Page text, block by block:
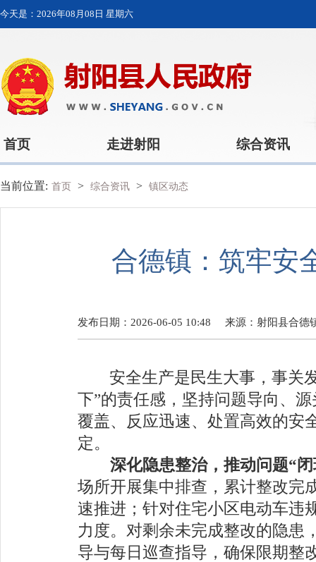
今天是： 2026年08月08日 星期六
首页 走进射阳 综合资讯
当前位置: 首页 > 综合资讯 > 镇区动态
合德镇：筑牢安
发布日期：2026-06-05 10:48 来源： 射阳县合德
安全生产是民生大事，事关
下”的责任感，坚持问题导向、
覆盖、反应迅速、处置高效的安
定。
深化隐患整治，推动问题“
场所开展集中排查，累计整改完
速推进；针对住宅小区电动车违
力度。对剩余未完成整改的隐患
导与每日巡查指导，确保限期整